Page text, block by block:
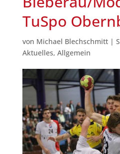
TuSpo
von Michael Blechschmitt|
Aktuelles, Allgemein